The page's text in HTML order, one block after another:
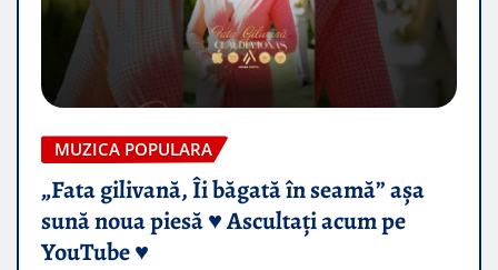
MUZICA POPULARA
„Fata gilivană, Îi băgată în seamă” așa
sună noua piesă ♥️ Ascultați acum pe
YouTube ♥️